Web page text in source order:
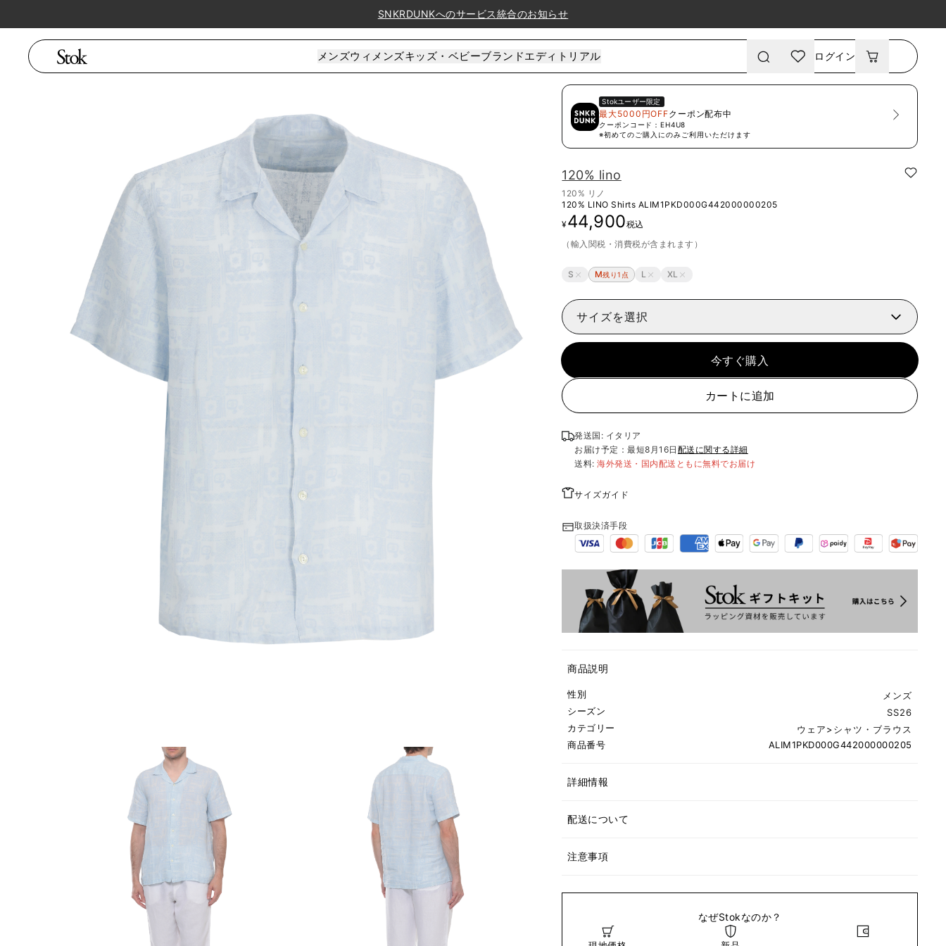
SNKRDUNKへのサービス統合のお知らせ
メンズウィメンズキッズ・ベビーブランドエディトリアル ログイン
Stokユーザー限定
最大5000円OFFクーポン配布中
クーポンコード： EH4U8
※初めてのご購入にのみご利用いただけます
120% lino
120% リノ
120% LINO Shirts ALIM1PKD000G442000000205
¥44,900税込
（輸入関税・消費税が含まれます）
S M残り1点 L XL
サイズを選択
今すぐ購入
カートに追加
発送国: イタリア
お届け予定：最短8月16日 配送に関する詳細
送料:海外発送・国内配送ともに無料でお届け
サイズガイド
取扱決済手段
商品説明
性別
メンズ
シーズン
SS26
カテゴリー
ウェア>シャツ・ブラウス
商品番号
ALIM1PKD000G442000000205
詳細情報
配送について
注意事項
なぜStokなのか？